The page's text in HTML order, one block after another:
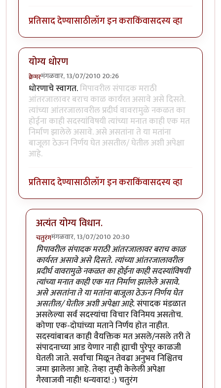
प्रतिसाद देण्यासाठीलॉग इन कराकिंवासदस्य व्हा
योग्य धोरण
क्रेमरमंगळवार, 13/07/2010 20:26
धोरणाचे स्वागत.मिपावरील संपादक मराठी
आंतरजालावर बराच काळ कार्यरत असावे असे दिसते.
त्यांच्या आंतरजालावरील प्रदीर्घ वावरामुळे नकळत का
होईना काही सदस्यांविषयी त्यांच्या मनात काही एक मत
निर्माण झालेले असावे. असे असतांना ते या मतांना
बाजूला ठेऊन निर्णय घेत असतील/ घेतील अशी अपेक्षा
आहे.
प्रतिसाद देण्यासाठीलॉग इन कराकिंवासदस्य व्हा
अत्यंत योग्य विधान.
चतुरंगमंगळवार, 13/07/2010 20:30
In reply toयोग्य धोरणbyक्रेमर
मिपावरील संपादक मराठी आंतरजालावर बराच काळ
कार्यरत असावे असे दिसते. त्यांच्या आंतरजालावरील
प्रदीर्घ वावरामुळे नकळत का होईना काही सदस्यांविषयी
त्यांच्या मनात काही एक मत निर्माण झालेले असावे.
असे असतांना ते या मतांना बाजूला ठेऊन निर्णय घेत
असतील/ घेतील अशी अपेक्षा आहे.संपादक मंडळात
असलेल्या सर्व सदस्यांचा विचार विनिमय असतोच.
कोणा एक-दोघांच्या मताने निर्णय होत नाहीत.
सदस्यांबाबत काही वैयक्तिक मत असले/नसले तरी ते
संपादनाच्या आड येणार नाही ह्याची पुरेपूर काळजी
घेतली जाते. सर्वांचा मिळून तेवढा अनुभव निश्चितच
जमा झालेला आहे. तेव्हा तुम्ही केलेली अपेक्षा
गैरवाजवी नाही! धन्यवाद! :) चतुरंग